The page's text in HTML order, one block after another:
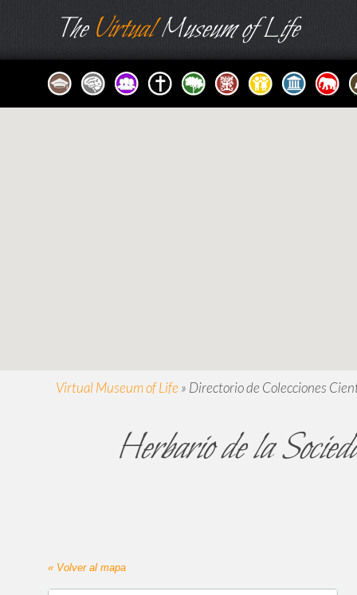
TheVirtualMuseum of Life
Virtual Museum of Life » Directorio de Colecciones
Herbario de la
« Volver al mapa